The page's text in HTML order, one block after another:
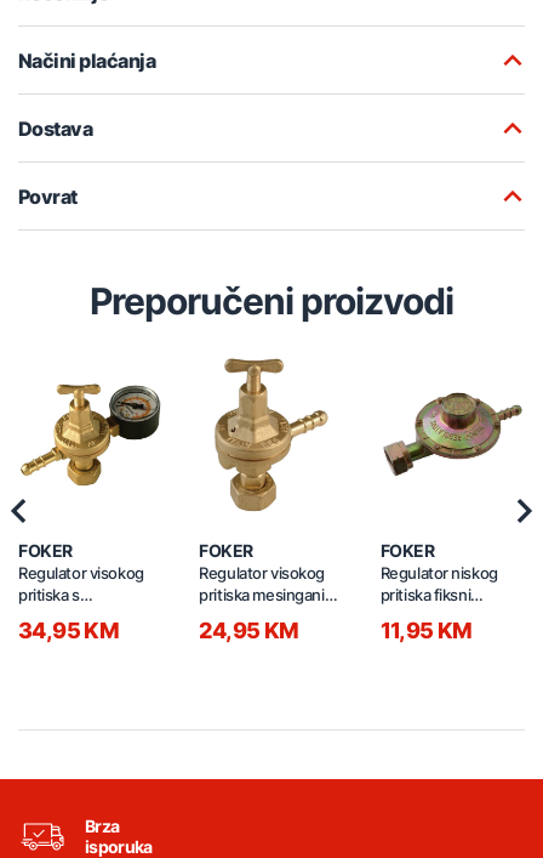
Načini plaćanja
Dostava
Povrat
Preporučeni proizvodi
FOKER
Regulator visokog
pritiska s
mesingani podesivi
34,95 KM
FOKER
Regulator visokog
pritiska mesingani
06901/27
24,95 KM
FOKER
Regulator niskog
pritiska fiksni
11,95 KM
Brza
isporuka